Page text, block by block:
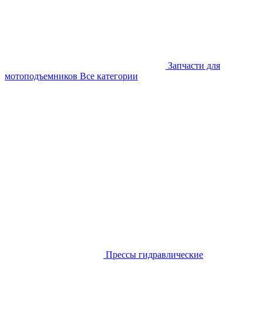
Запчасти для
мотоподъемников Все категории
Прессы гидравлические